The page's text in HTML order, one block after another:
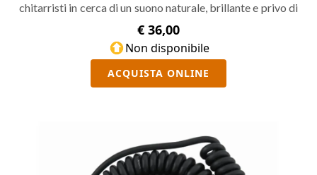
chitarristi in cerca di un suono naturale, brillante e privo di
€ 36,00
Non disponibile
ACQUISTA ONLINE